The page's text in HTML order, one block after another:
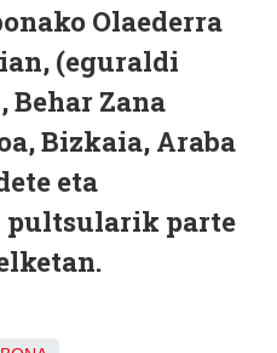
Olaederra
(eguraldi
Behar Zana
Bizkaia, Araba
eta
pultsularik parte